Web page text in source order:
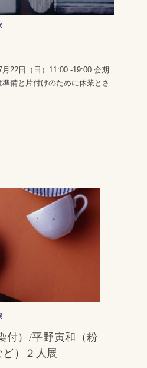
22日（日）11:00 -19:00 会期
備と片付けのために休業とさ
付）/平野寅和（粉
）２人展